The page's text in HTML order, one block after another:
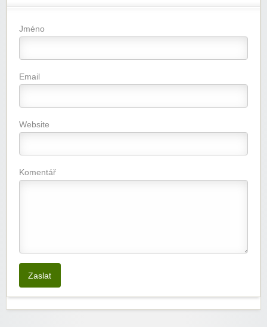
Jméno
Email
Website
Komentář
Zaslat